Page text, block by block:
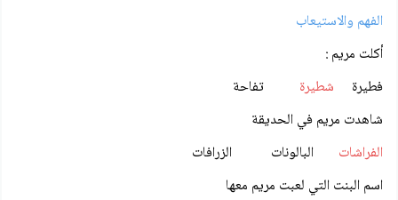
الفهم والاستيعاب
أكلت مريم :
فطيرة
شطيرة
تفاحة
شاهدت مريم في الحديقة
الفراشات
البالونات الزرافات
اسم البنت التي لعبت مريم معها